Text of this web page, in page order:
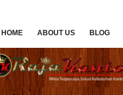
HOME ABOUT US BLOG